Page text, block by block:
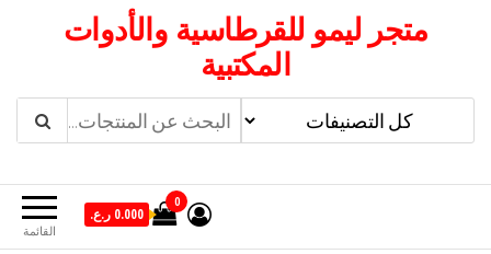
متجر ليمو للقرطاسية والأدوات
المكتبية
القائمة
0
0.000 ر.ع.